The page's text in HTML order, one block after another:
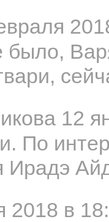
12
По
Ирадэ
2018 в